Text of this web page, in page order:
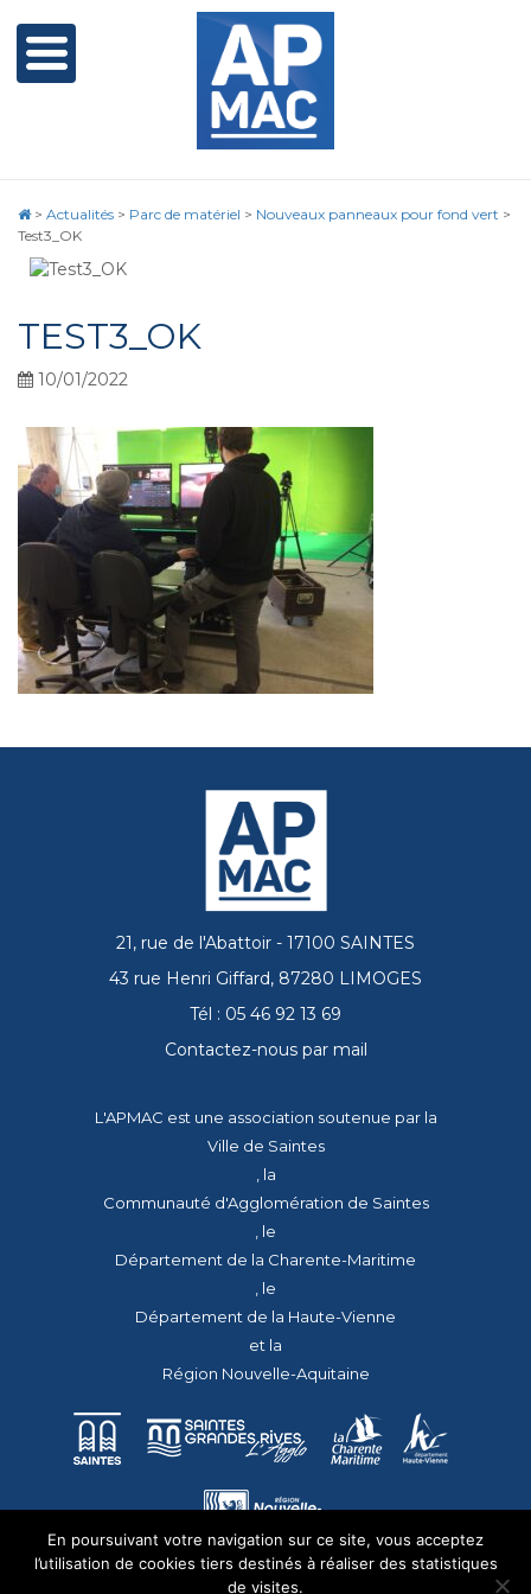
> Actualités > Parc de matériel > Nouveaux panneaux pour fond vert >
Test3_OK
TEST3_OK
10/01/2022
21, rue de l'Abattoir - 17100 SAINTES
43 rue Henri Giffard, 87280 LIMOGES
Tél : 05 46 92 13 69
Contactez-nous par mail
L'APMAC est une association soutenue par la
Ville de Saintes
, la
Communauté d'Agglomération de Saintes
, le
Département de la Charente-Maritime
, le
Département de la Haute-Vienne
et la
Région Nouvelle-Aquitaine
En poursuivant votre navigation sur ce site, vous acceptez
l’utilisation de cookies tiers destinés à réaliser des statistiques
de visites.